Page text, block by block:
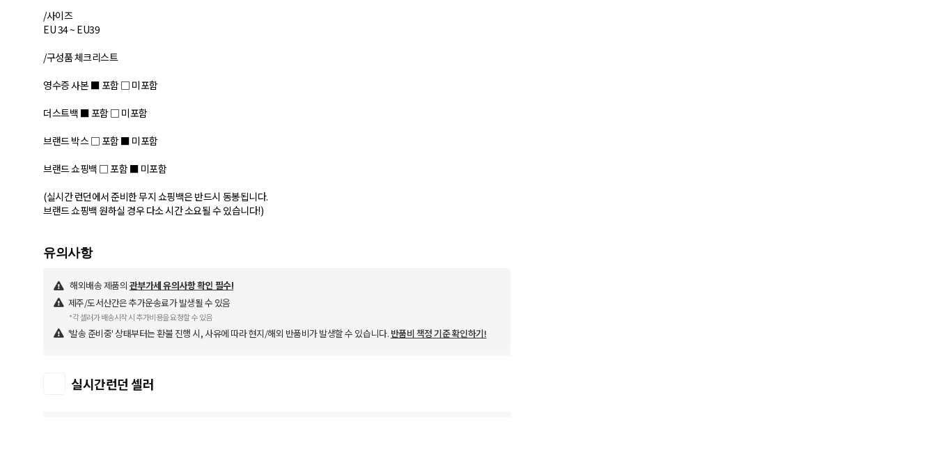
/사이즈
EU 34 ~ EU39
/구성품 체크리스트
영수증 사본 ■ 포함 □ 미포함
더스트백 ■ 포함 □ 미포함
브랜드 박스 □ 포함 ■ 미포함
브랜드 쇼핑백 □ 포함 ■ 미포함
(실시간 런던에서 준비한 무지 쇼핑백은 반드시 동봉됩니다.
브랜드 쇼핑백 원하실 경우 다소 시간 소요될 수 있습니다!)
유의사항
해외배송 제품의 관부가세 유의사항 확인 필수!
제주/도서산간은 추가운송료가 발생될 수 있음
*각 셀러가 배송시작 시 추가비용을 요청할 수 있음
'발송 준비중' 상태부터는 환불 진행 시, 사유에 따라 현지/해외 반품비가 발생할 수 있습니다. 반품비 책정 기준 확인하기!
실시간런던 셀러